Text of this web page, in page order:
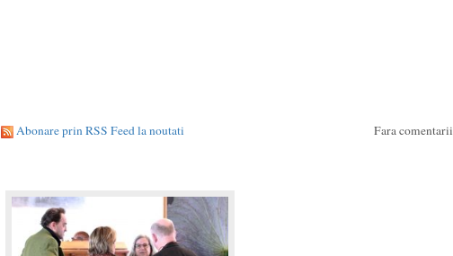
Abonare prin RSS Feed la noutati Fara comentarii